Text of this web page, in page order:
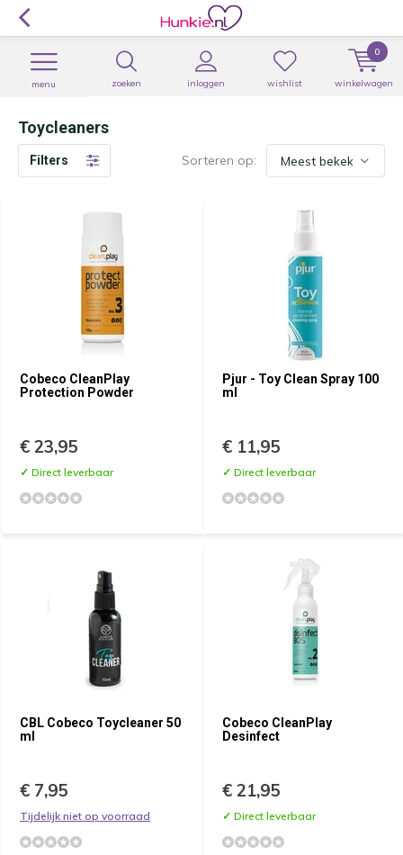
zoeken inloggen
menu wishlist winkelwagen
0
Toycleaners
Filters Sorteren op:
Cobeco CleanPlay
Protection Powder
€ 23,95
✓ Direct leverbaar
Pjur - Toy Clean Spray 100
ml
€ 11,95
✓ Direct leverbaar
CBL Cobeco Toycleaner 50
ml
€ 7,95
Tijdelijk niet op voorraad
Cobeco CleanPlay
Desinfect
€ 21,95
✓ Direct leverbaar